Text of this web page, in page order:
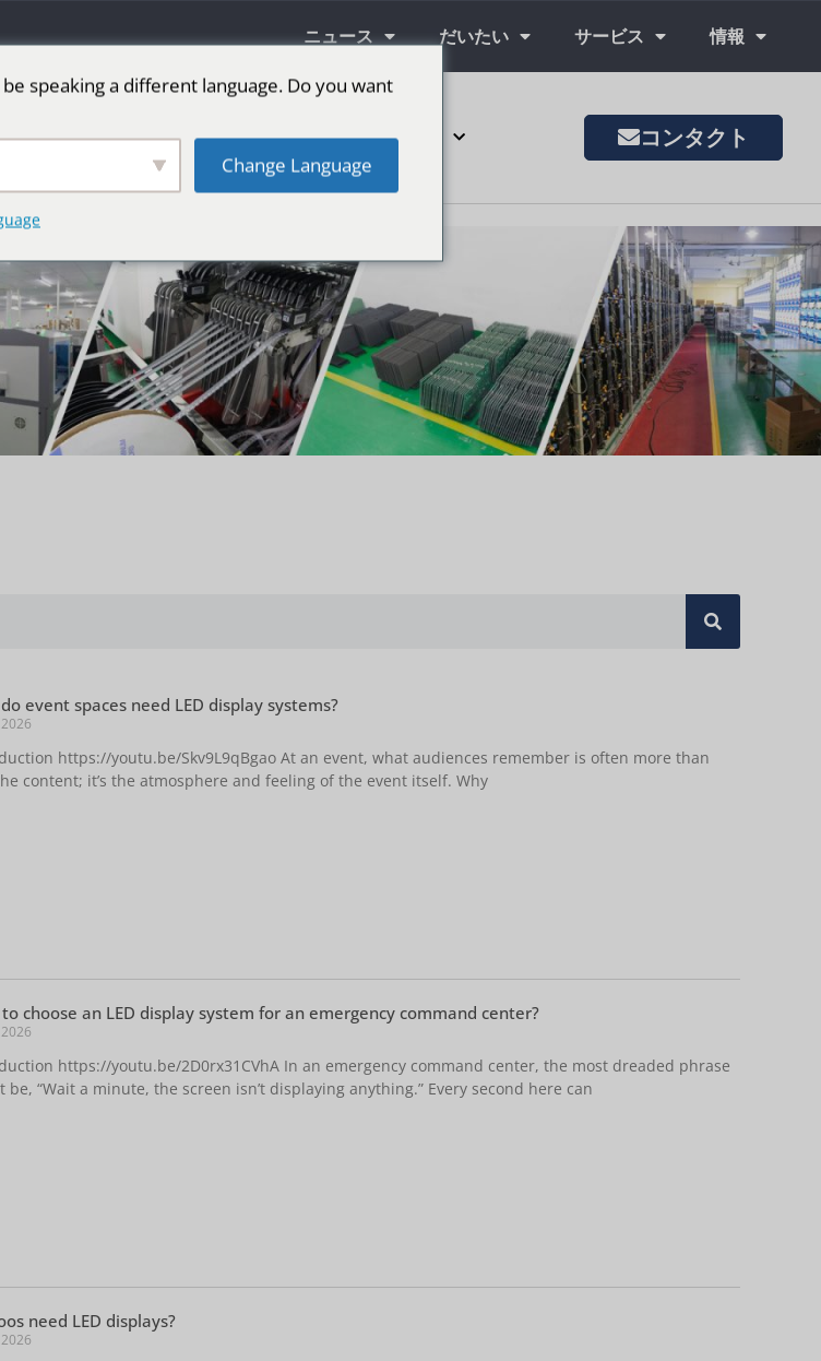
ニュース だいたい サービス 情報
LEDスクリーン スポーツ その他の市場 コンタクト
event spaces need LED display systems?
https://youtu.be/Skv9L9qBgao At an event, what audiences remember is often more than
content; it’s the atmosphere and feeling of the event itself. Why
choose an LED display system for an emergency command center?
https://youtu.be/2D0rx31CVhA In an emergency command center, the most dreaded phrase
be, “Wait a minute, the screen isn’t displaying anything.” Every second here can
need LED displays?
speaking a different language. Do you want
Change Language